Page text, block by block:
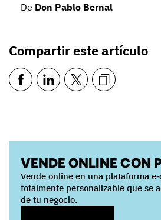
De Don Pablo Bernal
Compartir este artículo
VENDE ONLINE CON
Vende online en una plataforma
totalmente personalizable que se
de tu negocio.